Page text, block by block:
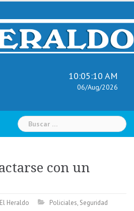
10:05:11 AM
06/Aug/2026
Buscar:
con un
El Heraldo Policiales, Seguridad